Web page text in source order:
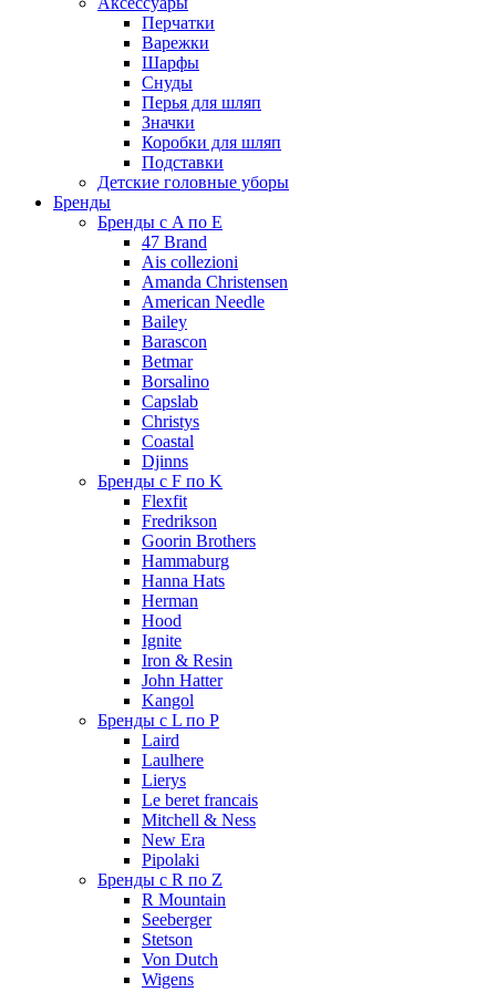
Перчатки
Варежки
Шарфы
Снуды
Перья для шляп
Значки
Коробки для шляп
Подставки
Детские головные уборы
Бренды
Бренды с A по E
47 Brand
Ais collezioni
Amanda Christensen
American Needle
Bailey
Barascon
Betmar
Borsalino
Capslab
Christys
Coastal
Djinns
Бренды с F по K
Flexfit
Fredrikson
Goorin Brothers
Hammaburg
Hanna Hats
Herman
Hood
Ignite
Iron & Resin
John Hatter
Kangol
Бренды с L по P
Laird
Laulhere
Lierys
Le beret francais
Mitchell & Ness
New Era
Pipolaki
Бренды с R по Z
R Mountain
Seeberger
Stetson
Von Dutch
Wigens